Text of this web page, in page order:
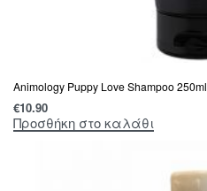
Animology Puppy Love Shampoo 250ml
€10.90
Προσθήκη στο καλάθι